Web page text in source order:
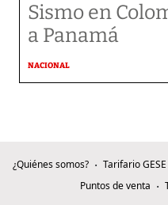
Sismo en
a Panamá
NACIONAL
¿Quiénes somos? Tarifario GESE
Puntos de venta